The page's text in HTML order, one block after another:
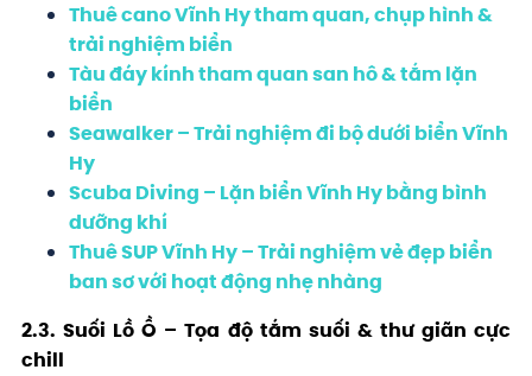
Thuê cano Vĩnh Hy tham quan, chụp hình &
trải nghiệm biển
Tàu đáy kính tham quan san hô & tắm lặn
biển
Seawalker – Trải nghiệm đi bộ dưới biển Vĩnh
Hy
Scuba Diving – Lặn biển Vĩnh Hy bằng bình
dưỡng khí
Thuê SUP Vĩnh Hy – Trải nghiệm vẻ đẹp biển
ban sơ với hoạt động nhẹ nhàng
2.3. Suối Lồ Ồ – Tọa độ tắm suối & thư giãn cực
chill